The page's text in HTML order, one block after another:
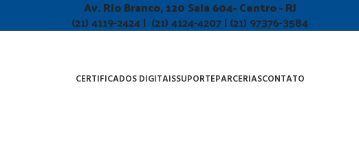
Av. Rio Branco, 120 Sala 604- Centro - RJ
(21) 4119-2424 | (21) 4124-4207 | (21) 97376-3584
CERTIFICADOS DIGITAISSUPORTEPARCERIASCONTATO